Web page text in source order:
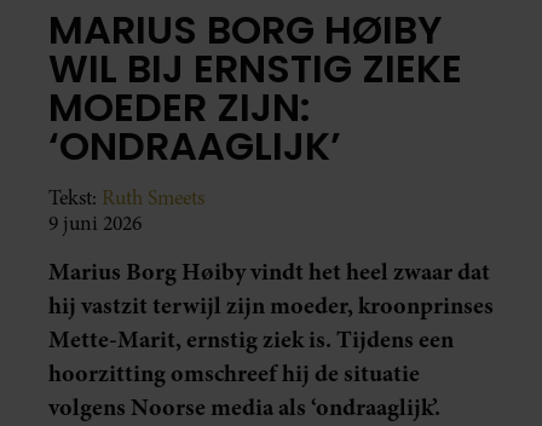
MARIUS BORG HØIBY
WIL BIJ ERNSTIG ZIEKE
MOEDER ZIJN:
‘ONDRAAGLIJK’
Tekst: Ruth Smeets
9 juni 2026
Marius Borg Høiby vindt het heel zwaar dat
hij vastzit terwijl zijn moeder, kroonprinses
Mette-Marit, ernstig ziek is. Tijdens een
hoorzitting omschreef hij de situatie
volgens Noorse media als ‘ondraaglijk’.